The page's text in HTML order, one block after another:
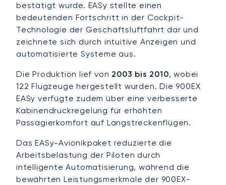
bestätigt wurde. EASy stellte einen
bedeutenden Fortschritt in der Cockpit-
Technologie der Geschäftsluftfahrt dar und
zeichnete sich durch intuitive Anzeigen und
automatisierte Systeme aus.
Die Produktion lief von 2003 bis 2010, wobei
122 Flugzeuge hergestellt wurden. Die 900EX
EASy verfügte zudem über eine verbesserte
Kabinendruckregelung für erhöhten
Passagierkomfort auf Langstreckenflügen.
Das EASy-Avionikpaket reduzierte die
Arbeitsbelastung der Piloten durch
intelligente Automatisierung, während die
bewährten Leistungsmerkmale der 900EX-